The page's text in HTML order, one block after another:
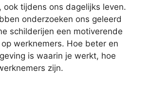
ook tijdens ons dagelijks leven.
onderzoeken ons geleerd
schilderijen een motiverende
werknemers. Hoe beter en
is waarin je werkt, hoe
zijn.